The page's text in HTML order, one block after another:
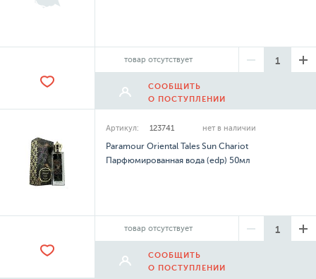
товар отсутствует
СООБЩИТЬ
О ПОСТУПЛЕНИИ
Артикул: 123741 нет в наличии
Paramour Oriental Tales Sun Chariot
Парфюмированная вода (edp) 50мл
товар отсутствует
СООБЩИТЬ
О ПОСТУПЛЕНИИ